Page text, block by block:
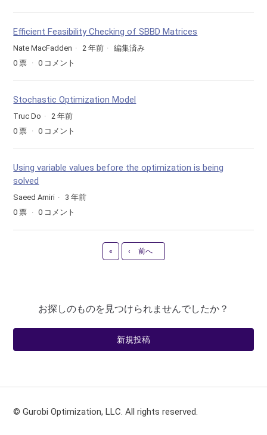
Efficient Feasibility Checking of SBBD Matrices
Nate MacFadden 2 年前
編集済み
0 票 0 コメント
Stochastic Optimization Model
Truc Do
2 年前
0 票 0 コメント
Using variable values before the optimization is being
solved
Saeed Amiri
3 年前
0 票 0 コメント
«最初へ‹ 前へ
お探しのものを見つけられませんでしたか？
新規投稿
© Gurobi Optimization, LLC. All rights reserved.